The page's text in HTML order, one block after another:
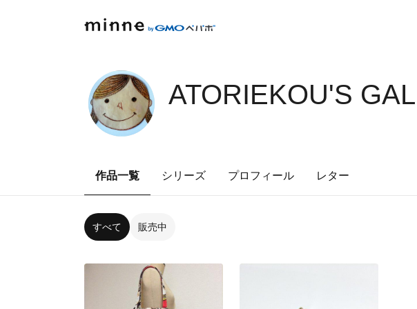
ATORIEKOU'S
作品一覧 シリーズ プロフィール レター
すべて 販売中